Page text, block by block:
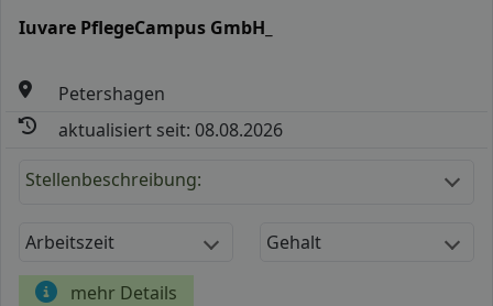
Iuvare PflegeCampus GmbH_
Petershagen
aktualisiert seit: 08.08.2026
Stellenbeschreibung:
Arbeitszeit Gehalt
mehr Details